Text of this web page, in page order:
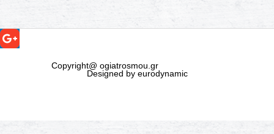
Copyright@ ogiatrosmou.gr
Designed by eurodynamic